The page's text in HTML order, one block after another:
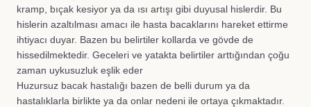
kramp, bıçak kesiyor ya da ısı artışı gibi duyusal hislerdir. Bu
hislerin azaltılması amacı ile hasta bacaklarını hareket ettirme
ihtiyacı duyar. Bazen bu belirtiler kollarda ve gövde de
hissedilmektedir. Geceleri ve yatakta belirtiler arttığından çoğu
zaman uykusuzluk eşlik eder
Huzursuz bacak hastalığı bazen de belli durum ya da
hastalıklarla birlikte ya da onlar nedeni ile ortaya çıkmaktadır.